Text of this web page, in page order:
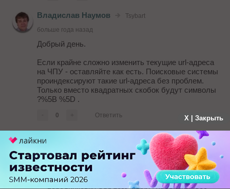
Владислав Наумов
Tsybart
больше года назад
Добрый день.
Если крайне сложно изменить текущие url-адреса
на ЧПУ - оставляйте как есть. Поисковые системы
проиндексируют такие url-адреса без проблем.
Только вместо квадратных скобок будут символы
?%5B %5D .
0 Ответить
Алексей
больше года назад
Что здесь имеется ввиду? /*Реализуем
X | Закрыть